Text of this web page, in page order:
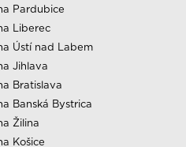
Pardubice
Liberec
Ústí nad Labem
Jihlava
Bratislava
Banská Bystrica
Žilina
Košice